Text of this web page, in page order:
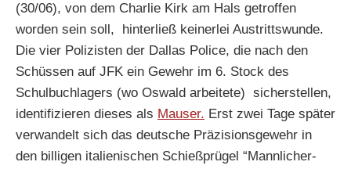
(30/06), von dem Charlie Kirk am Hals getroffen
worden sein soll, hinterließ keinerlei Austrittswunde.
Die vier Polizisten der Dallas Police, die nach den
Schüssen auf JFK ein Gewehr im 6. Stock des
Schulbuchlagers (wo Oswald arbeitete) sicherstellen,
identifizieren dieses als Mauser. Erst zwei Tage später
verwandelt sich das deutsche Präzisionsgewehr in
den billigen italienischen Schießprügel “Mannlicher-